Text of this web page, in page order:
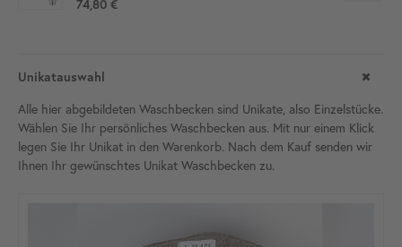
74,80 €
Unikatauswahl
Alle hier abgebildeten Waschbecken sind Unikate, also Einzelstücke.
Wählen Sie Ihr persönliches Waschbecken aus. Mit nur einem Klick
legen Sie Ihr Unikat in den Warenkorb. Nach dem Kauf senden wir
Ihnen Ihr gewünschtes Unikat Waschbecken zu.